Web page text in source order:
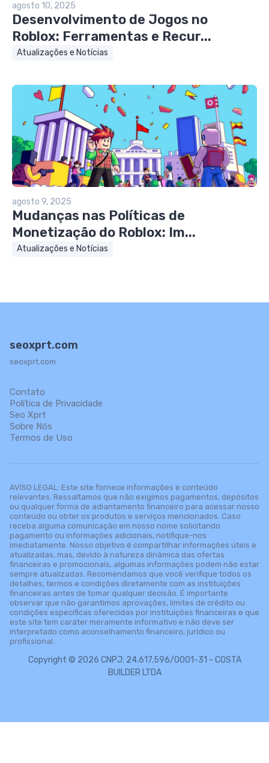
agosto 10, 2025
Desenvolvimento de Jogos no
Roblox: Ferramentas e Recur...
Atualizações e Notícias
agosto 9, 2025
Mudanças nas Políticas de
Monetização do Roblox: Im...
Atualizações e Notícias
seoxprt.com
seoxprt.com
Contato
Política de Privacidade
Seo Xprt
Sobre Nós
Termos de Uso
AVISO LEGAL: Este site fornece informações e conteúdo
relevantes. Ressaltamos que não exigimos pagamentos, depósitos
ou qualquer forma de adiantamento financeiro para acessar nosso
conteúdo ou obter os produtos e serviços mencionados. Caso
receba alguma comunicação em nosso nome solicitando
pagamento ou informações adicionais, notifique-nos
imediatamente. Nosso objetivo é compartilhar informações úteis e
atualizadas, mas, devido à natureza dinâmica das ofertas
financeiras e promocionais, algumas informações podem não estar
sempre atualizadas. Recomendamos que você verifique todos os
detalhes, termos e condições diretamente com as instituições
financeiras antes de tomar qualquer decisão. É importante
observar que não garantimos aprovações, limites de crédito ou
condições específicas oferecidas por instituições financeiras e que
este site tem caráter meramente informativo e não deve ser
interpretado como aconselhamento financeiro, jurídico ou
profissional.
Copyright © 2026 CNPJ: 24.617.596/0001-31 - COSTA
BUILDER LTDA